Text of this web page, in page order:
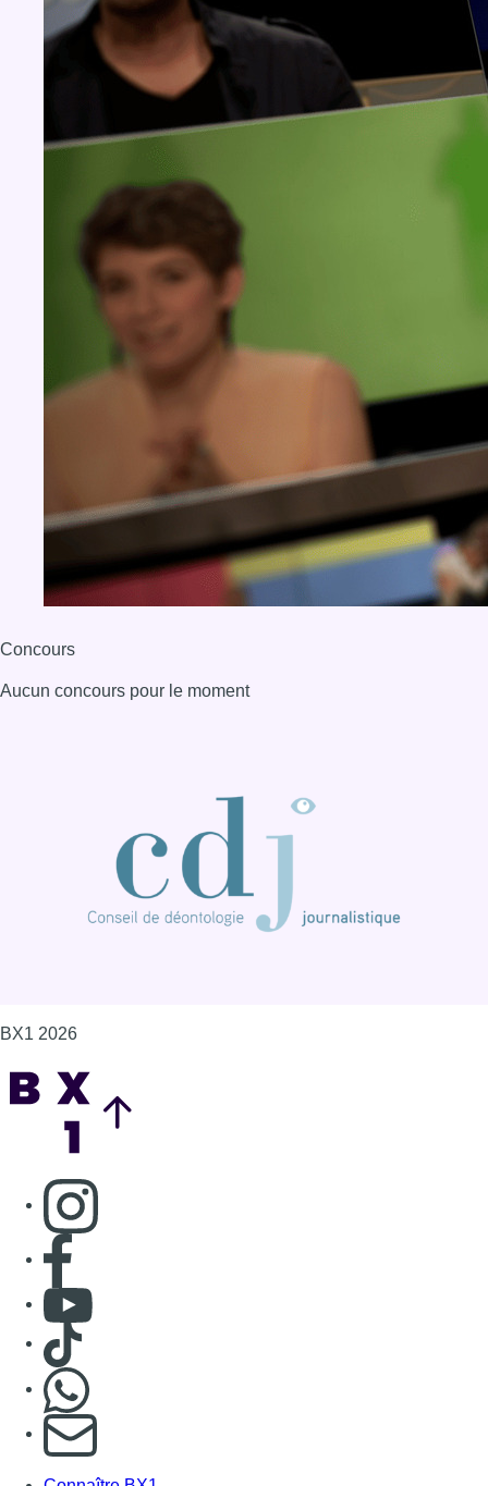
Concours
Aucun concours pour le moment
BX1 2026
Consulter page Instagram
Consulter page Facebook
Consulter Youtube
Consulter TikTok
S'abonner à notre newsletter